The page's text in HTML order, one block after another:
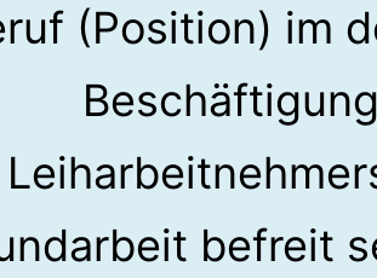
(Position) im
befreit